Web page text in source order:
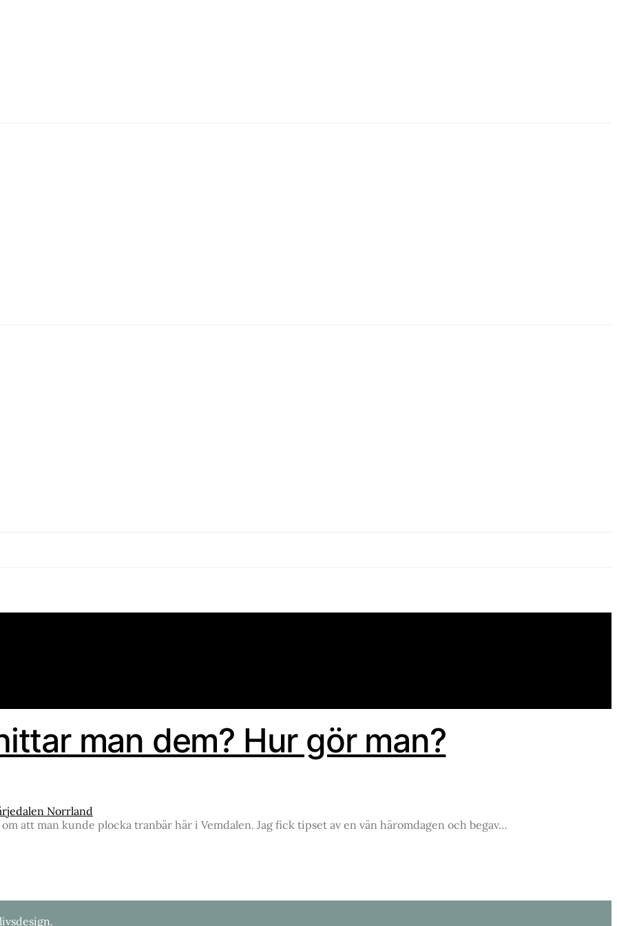
man dem? Hur gör man?
att man kunde plocka tranbär här i Vemdalen. Jag fick tipset av en vän häromdagen och begav…